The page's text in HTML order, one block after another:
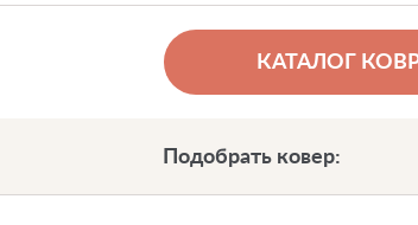
КАТАЛОГ
Подобрать ковер: